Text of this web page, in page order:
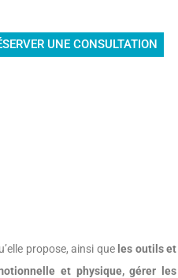
UNE CONSULTATION
propose, ainsi que les outils et
et physique, gérer les